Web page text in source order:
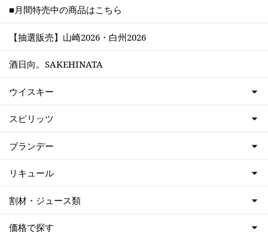
■月間特売中の商品はこちら
【抽選販売】山崎2026・白州2026
酒日向。SAKEHINATA
ウイスキー
スピリッツ
ブランデー
リキュール
割材・ジュース類
価格で探す